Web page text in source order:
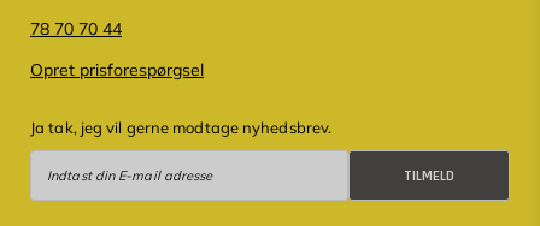
78 70 70 44
Opret prisforespørgsel
Ja tak, jeg vil gerne modtage nyhedsbrev.
TILMELD